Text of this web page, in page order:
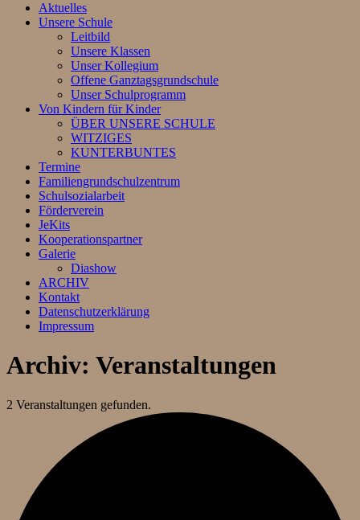
Aktuelles
Unsere Schule
Leitbild
Unsere Klassen
Unser Kollegium
Offene Ganztagsgrundschule
Unser Schulprogramm
Von Kindern für Kinder
ÜBER UNSERE SCHULE
WITZIGES
KUNTERBUNTES
Termine
Familiengrundschulzentrum
Schulsozialarbeit
Förderverein
JeKits
Kooperationspartner
Galerie
Diashow
ARCHIV
Kontakt
Datenschutzerklärung
Impressum
Archiv: Veranstaltungen
2 Veranstaltungen gefunden.